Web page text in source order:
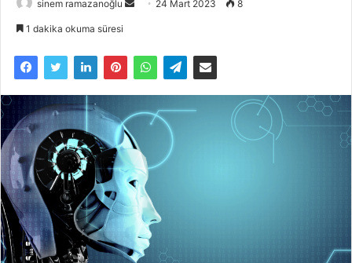
sinem ramazanoğlu
Bir
göndermek
24 Mart 2023 8
1 dakika okuma süresi